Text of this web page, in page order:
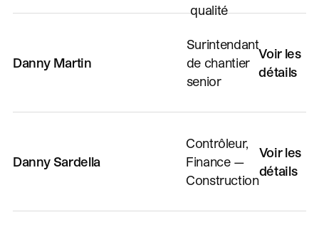
qualité
Danny Martin
Surintendant
de chantier
senior
Voir les
détails
Danny Sardella
Contrôleur,
Finance —
Construction
Voir les
détails